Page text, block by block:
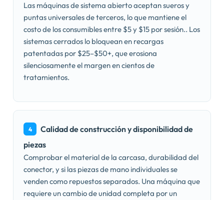
Las máquinas de sistema abierto aceptan sueros y
puntas universales de terceros, lo que mantiene el
costo de los consumibles entre $5 y $15 por sesión.. Los
sistemas cerrados lo bloquean en recargas
patentadas por $25–$50+, que erosiona
silenciosamente el margen en cientos de
tratamientos.
4
Calidad de construcción y disponibilidad de
piezas
Comprobar el material de la carcasa, durabilidad del
conector, y si las piezas de mano individuales se
venden como repuestos separados. Una máquina que
requiere un cambio de unidad completa por un